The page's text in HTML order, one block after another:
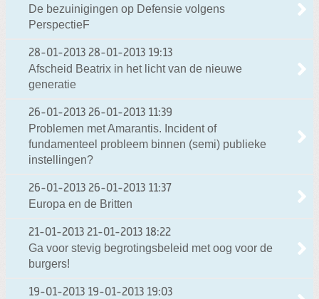
De bezuinigingen op Defensie volgens
PerspectieF
28-01-2013 28-01-2013 19:13
Afscheid Beatrix in het licht van de nieuwe
generatie
26-01-2013 26-01-2013 11:39
Problemen met Amarantis. Incident of
fundamenteel probleem binnen (semi) publieke
instellingen?
26-01-2013 26-01-2013 11:37
Europa en de Britten
21-01-2013 21-01-2013 18:22
Ga voor stevig begrotingsbeleid met oog voor de
burgers!
19-01-2013 19-01-2013 19:03